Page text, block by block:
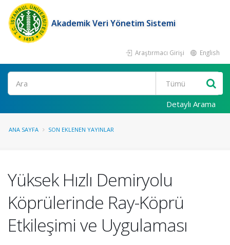
Akademik Veri Yönetim Sistemi
Araştırmacı Girişi English
Ara
Detaylı Arama
ANA SAYFA SON EKLENEN YAYINLAR
Yüksek Hızlı Demiryolu
Köprülerinde Ray-Köprü
Etkileşimi ve Uygulaması